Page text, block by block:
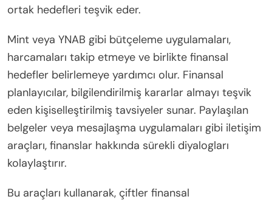
ortak hedefleri teşvik eder.
Mint veya YNAB gibi bütçeleme uygulamaları,
harcamaları takip etmeye ve birlikte finansal
hedefler belirlemeye yardımcı olur. Finansal
planlayıcılar, bilgilendirilmiş kararlar almayı teşvik
eden kişiselleştirilmiş tavsiyeler sunar. Paylaşılan
belgeler veya mesajlaşma uygulamaları gibi iletişim
araçları, finanslar hakkında sürekli diyalogları
kolaylaştırır.
Bu araçları kullanarak, çiftler finansal